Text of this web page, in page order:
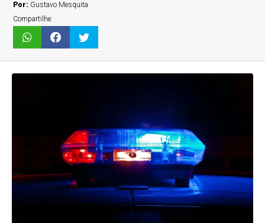
Por: Gustavo Mesquita
Compartilhe: